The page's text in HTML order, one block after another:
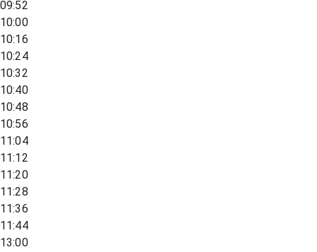
09:52
10:00
10:16
10:24
10:32
10:40
10:48
10:56
11:04
11:12
11:20
11:28
11:36
11:44
13:00